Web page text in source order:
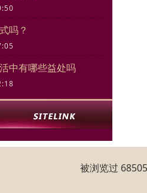
吗？
中有哪些益处吗
被浏览过